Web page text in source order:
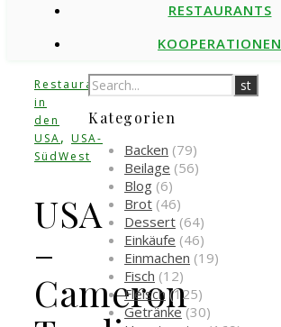
RESTAURANTS
KOOPERATIONEN
Restaurants,Unterwegs
in
den
USA, USA-
SüdWest
USA
–
Cameron
Kategorien
Backen (79)
Beilage (56)
Blog (6)
Brot (46)
Dessert (64)
Einkäufe (46)
Einmachen (19)
Fisch (12)
Fleisch(125)
Getränke(30)